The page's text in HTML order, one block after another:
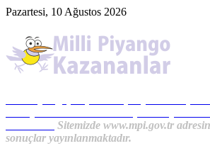
Pazartesi, 10 Ağustos 2026
Sitemizde www.mpi.gov.tr
sonuçlar yayınlanmaktadır.